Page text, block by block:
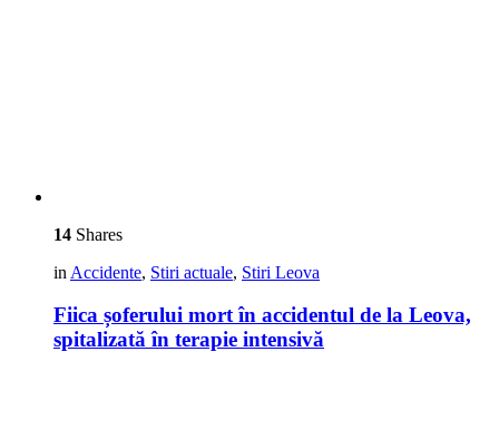
14 Shares
in Accidente, Stiri actuale, Stiri Leova
Fiica șoferului mort în accidentul de la Leova,
spitalizată în terapie intensivă